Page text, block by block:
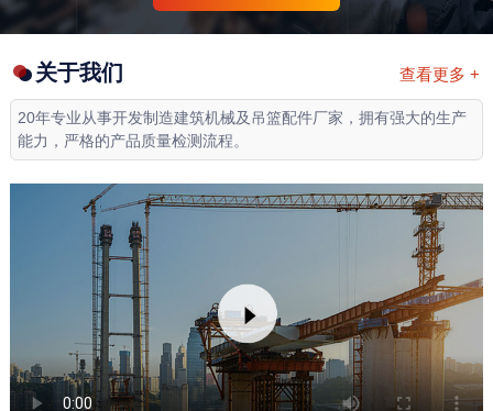
查看更多 +
关于我们
20年专业从事开发制造建筑机械及吊篮配件厂家，拥有强大的生产
能力，严格的产品质量检测流程。